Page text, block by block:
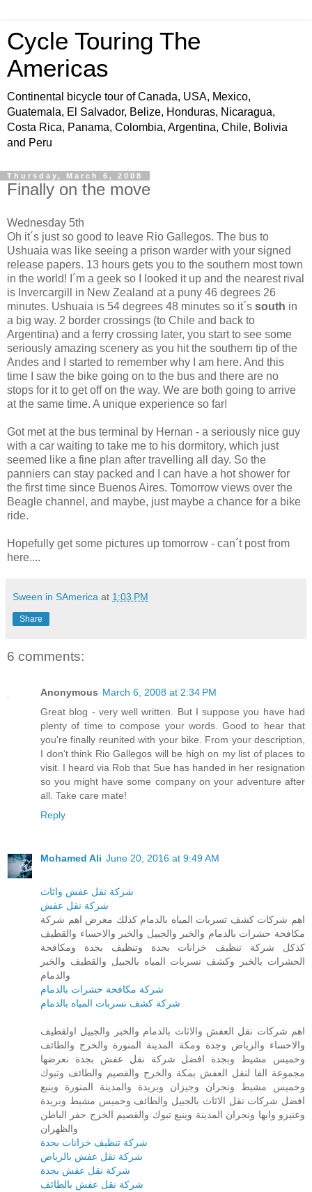
Cycle Touring The
Americas
Continental bicycle tour of Canada, USA, Mexico,
Guatemala, El Salvador, Belize, Honduras, Nicaragua,
Costa Rica, Panama, Colombia, Argentina, Chile, Bolivia
and Peru
Thursday, March 6, 2008
Finally on the move
Wednesday 5th
Oh it´s just so good to leave Rio Gallegos. The bus to
Ushuaia was like seeing a prison warder with your signed
release papers. 13 hours gets you to the southern most town
in the world! I´m a geek so I looked it up and the nearest rival
is Invercargill in New Zealand at a puny 46 degrees 26
minutes. Ushuaia is 54 degrees 48 minutes so it´s south in
a big way. 2 border crossings (to Chile and back to
Argentina) and a ferry crossing later, you start to see some
seriously amazing scenery as you hit the southern tip of the
Andes and I started to remember why I am here. And this
time I saw the bike going on to the bus and there are no
stops for it to get off on the way. We are both going to arrive
at the same time. A unique experience so far!
Got met at the bus terminal by Hernan - a seriously nice guy
with a car waiting to take me to his dormitory, which just
seemed like a fine plan after travelling all day. So the
panniers can stay packed and I can have a hot shower for
the first time since Buenos Aires. Tomorrow views over the
Beagle channel, and maybe, just maybe a chance for a bike
ride.
Hopefully get some pictures up tomorrow - can´t post from
here....
Sween in SAmerica at 1:03 PM
Share
6 comments:
Anonymous March 6, 2008 at 2:34 PM
Great blog - very well written. But I suppose you have had
plenty of time to compose your words. Good to hear that
you're finally reunited with your bike. From your description,
I don't think Rio Gallegos will be high on my list of places to
visit. I heard via Rob that Sue has handed in her resignation
so you might have some company on your adventure after
all. Take care mate!
Reply
Mohamed Ali June 20, 2016 at 9:49 AM
شركة نقل عفش واثاث
شركة نقل عفش
اهم شركات كشف تسربات المياه بالدمام كذلك معرض اهم شركة
مكافحة حشرات بالدمام والخبر والجبيل والخبر والاحساء والقطيف
كذكل شركة تنظيف خزانات بجدة وتنظيف بجدة ومكافحة
الحشرات بالخبر وكشف تسربات المياه بالجبيل والقطيف والخبر
والدمام
شركة مكافحة حشرات بالدمام
شركة كشف تسربات المياه بالدمام
اهم شركات نقل العفش والاثاث بالدمام والخبر والجبيل اولقطيف
والاحساء والرياض وجدة ومكة المدينة المنورة والخرج والطائف
وخميس مشيط وبجدة افضل شركة نقل عفش بجدة نعرضها
مجموعة الفا لنقل العفش بمكة والخرج والقصيم والطائف وتبوك
وخميس مشيط ونجران وجيزان وبريدة والمدينة المنورة وينبع
افضل شركات نقل الاثاث بالجبيل والطائف وخميس مشيط وبريدة
وعنيزو وابها ونجران المدينة وينبع تبوك والقصيم الخرج حفر الباطن
والظهران
شركة تنظيف خزانات بجدة
شركة نقل عفش بالرياض
شركة نقل عفش بجدة
شركة نقل عفش بالطائف